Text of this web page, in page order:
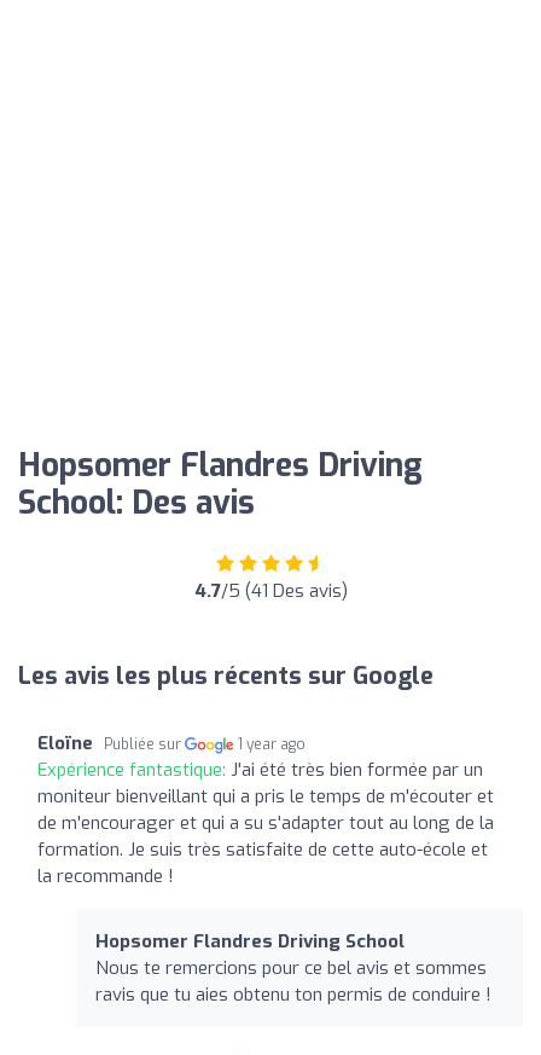
Hopsomer Flandres Driving
School: Des avis
4.7/5 (41 Des avis)
Les avis les plus récents sur Google
Eloïne Publiée sur 1 year ago
Expérience fantastique: J'ai été très bien formée par un
moniteur bienveillant qui a pris le temps de m'écouter et
de m'encourager et qui a su s'adapter tout au long de la
formation. Je suis très satisfaite de cette auto-école et
la recommande !
Hopsomer Flandres Driving School
Nous te remercions pour ce bel avis et sommes
ravis que tu aies obtenu ton permis de conduire !